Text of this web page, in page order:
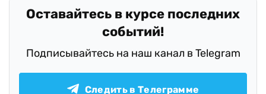
Оставайтесь в курсе последних
событий!
Подписывайтесь на наш канал в Telegram